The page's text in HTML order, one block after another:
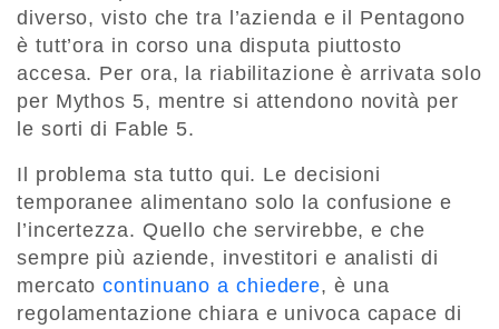
diverso, visto che tra l’azienda e il Pentagono
è tutt’ora in corso una disputa piuttosto
accesa. Per ora, la riabilitazione è arrivata solo
per Mythos 5, mentre si attendono novità per
le sorti di Fable 5.
Il problema sta tutto qui. Le decisioni
temporanee alimentano solo la confusione e
l’incertezza. Quello che servirebbe, e che
sempre più aziende, investitori e analisti di
mercatocontinuano a chiedere, è una
regolamentazione chiara e univoca capace di